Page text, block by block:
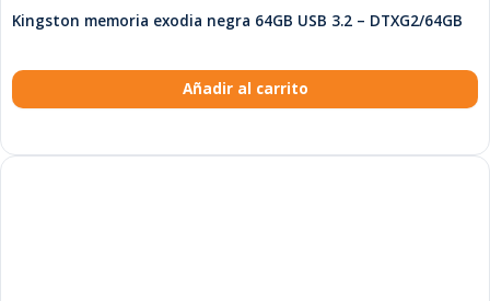
Kingston memoria exodia negra 64GB USB 3.2 – DTXG2/64GB
Añadir al carrito